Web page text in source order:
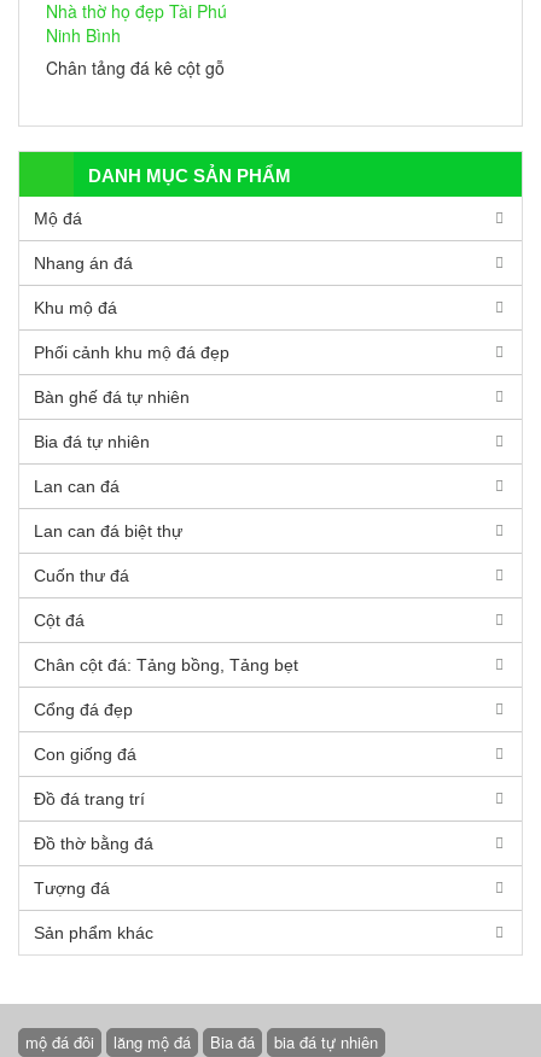
Chân tảng đá kê cột gỗ
DANH MỤC SẢN PHẨM
Mộ đá
Nhang án đá
Khu mộ đá
Phối cảnh khu mộ đá đẹp
Bàn ghế đá tự nhiên
Bia đá tự nhiên
Lan can đá
Lan can đá biệt thự
Cuốn thư đá
Cột đá
Chân cột đá: Tảng bồng, Tảng bẹt
Cổng đá đẹp
Con giống đá
Đồ đá trang trí
Đồ thờ bằng đá
Tượng đá
Sản phẩm khác
mộ đá đôi lăng mộ đá Bia đá
bia đá tự nhiên